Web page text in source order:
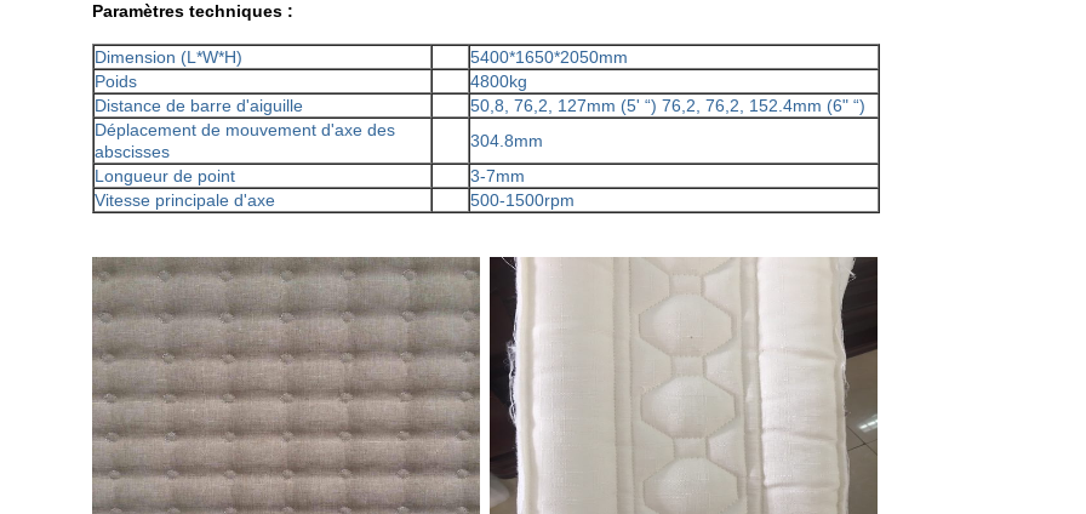
Paramètres techniques :
Dimension (L*W*H)
5400*1650*2050mm
Poids
4800kg
Distance de barre d'aiguille
50,8, 76,2, 127mm (5' “) 76,2, 76,2, 152.4mm (6" “)
Déplacement de mouvement d'axe des
abscisses
304.8mm
Longueur de point
3-7mm
Vitesse principale d'axe
500-1500rpm